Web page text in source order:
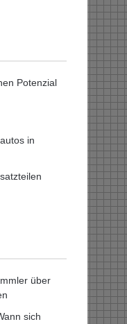
Potenzial
in
über
sich